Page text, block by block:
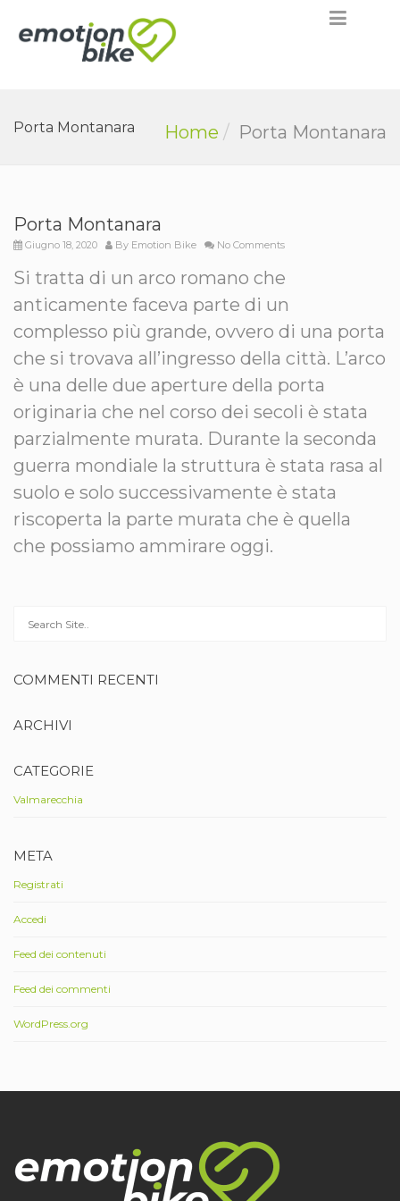
Porta Montanara Home Porta Montanara
Porta Montanara
Giugno 18, 2020 By Emotion Bike No Comments
Si tratta di un arco romano che
anticamente faceva parte di un
complesso più grande, ovvero di una porta
che si trovava all’ingresso della città. L’arco
è una delle due aperture della porta
originaria che nel corso dei secoli è stata
parzialmente murata. Durante la seconda
guerra mondiale la struttura è stata rasa al
suolo e solo successivamente è stata
riscoperta la parte murata che è quella
che possiamo ammirare oggi.
COMMENTI RECENTI
ARCHIVI
CATEGORIE
Valmarecchia
META
Registrati
Accedi
Feed dei contenuti
Feed dei commenti
WordPress.org